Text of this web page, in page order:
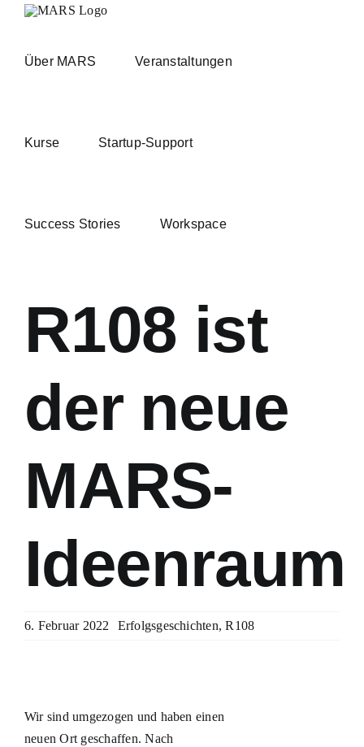
springen
Über MARS Veranstaltungen
Kurse Startup-Support
Success Stories Workspace
R108 ist
der neue
MARS-
Ideenraum
6. Februar 2022 Erfolgsgeschichten,R108
Wir sind umgezogen und haben einen
neuen Ort geschaffen. Nach